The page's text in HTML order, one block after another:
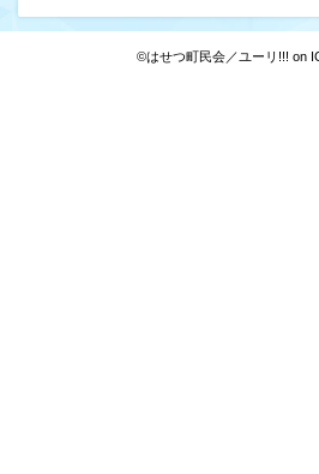
©はせつ町民会／ユーリ!!! on